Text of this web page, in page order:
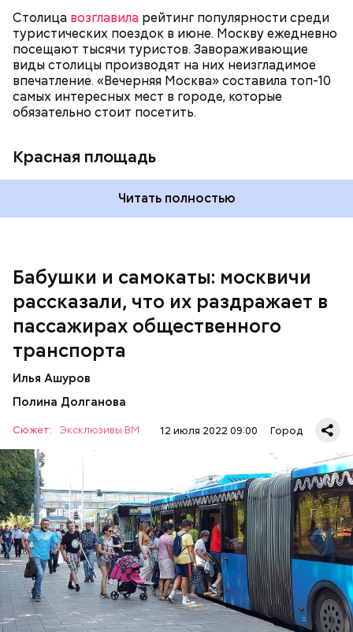
Столица возглавила рейтинг популярности среди
туристических поездок в июне. Москву ежедневно
посещают тысячи туристов. Завораживающие
виды столицы производят на них неизгладимое
впечатление. «Вечерняя Москва» составила топ-10
самых интересных мест в городе, которые
обязательно стоит посетить.
Красная площадь
Читать полностью
Бабушки и самокаты: москвичи
рассказали, что их раздражает в
пассажирах общественного
транспорта
Илья Ашуров
Полина Долганова
Сюжет: Эксклюзивы ВМ 12 июля 2022 09:00 Город
— Рюкзаки большие прямо бесит, когда не
снимают. Если едешь в час пик, обязательно тебя
чем-нибудь заденут, — сказала Александра, 19 лет.
— Вот меня очень раздражает, когда пытаешься
выйти из вагона метро, а люди стоят прямо по
центру в дверях. И приходится их толкать, а они
не дают тебе пройти, что очень бестактно, —
пожаловался Игорь, 55 лет.
«Занимайте обе стороны эскалатора». А никто не
занимает! И из-за этого образуется огромная
очередь. И если опаздываешь, то идешь по этому
огромному эскалатору очень-очень долго, —
поделился Андрей, 19 лет.